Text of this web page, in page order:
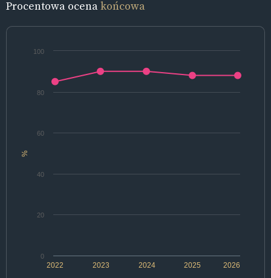
Procentowa ocenakońcowa
%
2022 2024 2026
2023 2025
0
20
40
60
80
100